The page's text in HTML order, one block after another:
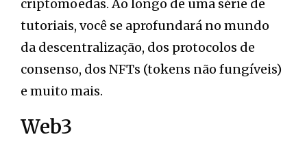
criptomoedas. Ao longo de uma série de
tutoriais, você se aprofundará no mundo
da descentralização, dos protocolos de
consenso, dos NFTs (tokens não fungíveis)
e muito mais.
Web3